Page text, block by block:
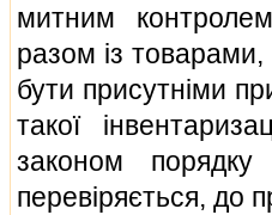
митним
разом iз
бути присутнiми
такої
законом
перевiряється, до